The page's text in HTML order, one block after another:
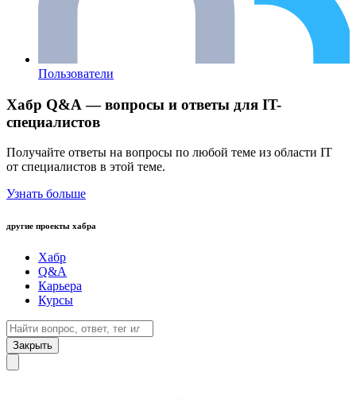
Пользователи
Хабр Q&A — вопросы и ответы для IT-
специалистов
Получайте ответы на вопросы по любой теме из области IT
от специалистов в этой теме.
Узнать больше
другие проекты хабра
Хабр
Q&A
Карьера
Курсы
Закрыть